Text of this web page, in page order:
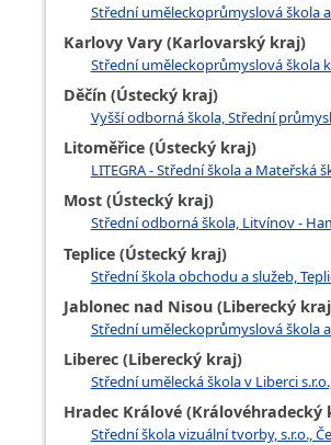
Střední uměleckoprůmyslová škola
Karlovy Vary (Karlovarský kraj)
Střední uměleckoprůmyslová škola
Děčín (Ústecký kraj)
Vyšší odborná škola, Střední
Litoměřice (Ústecký kraj)
LITEGRA - Střední škola a Mateřská
Most (Ústecký kraj)
Střední odborná škola, Litvínov -
Teplice (Ústecký kraj)
Střední škola obchodu a služeb,
Jablonec nad Nisou (Liberecký
Střední uměleckoprůmyslová škola
Liberec (Liberecký kraj)
Střední umělecká škola v Liberci
Hradec Králové (Královéhradecký
Střední škola vizuální tvorby, s.r.o.,